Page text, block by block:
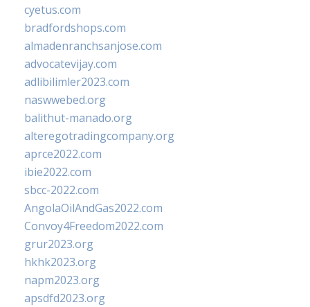
cyetus.com
bradfordshops.com
almadenranchsanjose.com
advocatevijay.com
adlibilimler2023.com
naswwebed.org
balithut-manado.org
alteregotradingcompany.org
aprce2022.com
ibie2022.com
sbcc-2022.com
AngolaOilAndGas2022.com
Convoy4Freedom2022.com
grur2023.org
hkhk2023.org
napm2023.org
apsdfd2023.org